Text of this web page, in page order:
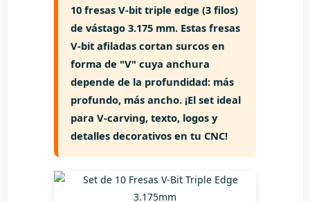
10 fresas V-bit triple edge (3 filos)
de vástago 3.175 mm. Estas fresas
V-bit afiladas cortan surcos en
forma de "V" cuya anchura
depende de la profundidad: más
profundo, más ancho. ¡El set ideal
para V-carving, texto, logos y
detalles decorativos en tu CNC!